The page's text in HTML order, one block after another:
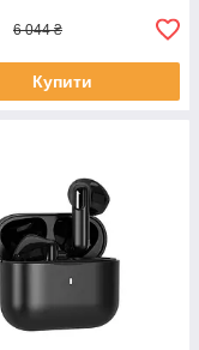
6 044 ₴
Купити